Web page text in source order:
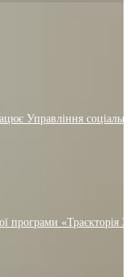
Управління
програми «Траєкторія